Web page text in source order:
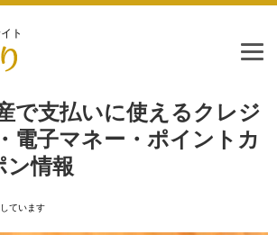
ト
で支払いに使えるクレジ
電子マネー・ポイントカ
ン情報
ています